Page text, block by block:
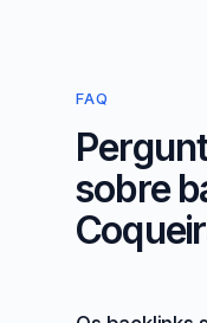
FAQ
sobre